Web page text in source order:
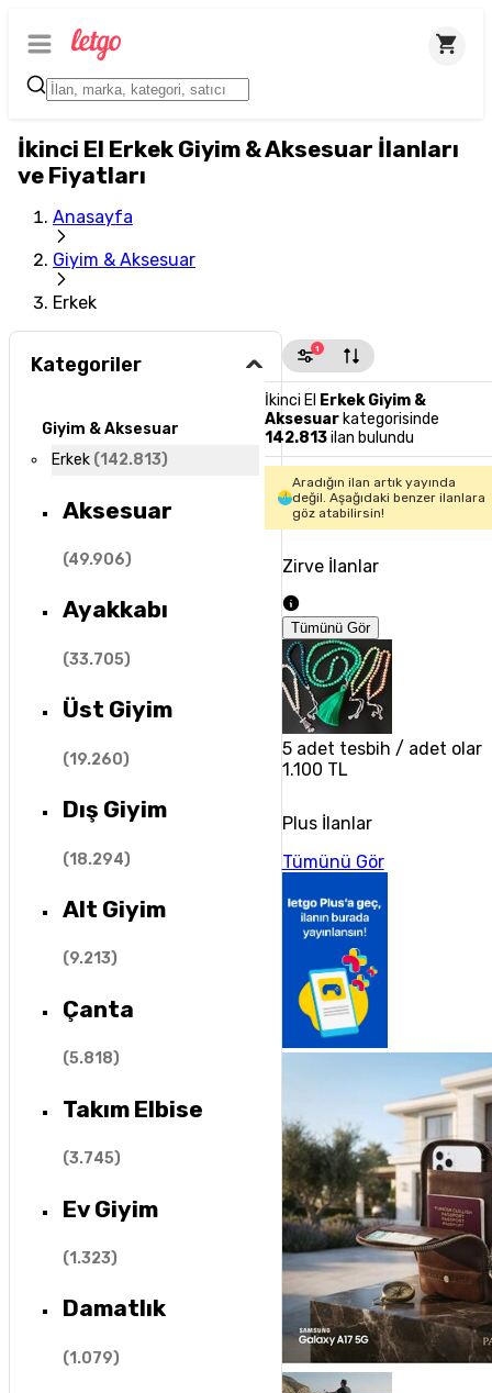
İkinci El Erkek Giyim & Aksesuar İlanları
ve Fiyatları
Anasayfa
Giyim & Aksesuar
Erkek
Kategoriler
Giyim & Aksesuar
Erkek (142.813)
Aksesuar
(49.906)
Ayakkabı
(33.705)
Üst Giyim
(19.260)
Dış Giyim
(18.294)
Alt Giyim
(9.213)
Çanta
(5.818)
Takım Elbise
(3.745)
Ev Giyim
(1.323)
Damatlık
(1.079)
1
İkinci El Erkek Giyim &
Aksesuarkategorisinde
142.813ilan bulundu
Aradığın ilan artık yayında
değil. Aşağıdaki benzer ilanlara
göz atabilirsin!
Zirve İlanlar
Tümünü Gör
5 adet tesbih / adet
1.100 TL
Plus İlanlar
Tümünü Gör